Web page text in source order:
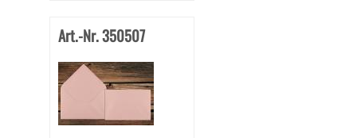
Art.-Nr. 350507